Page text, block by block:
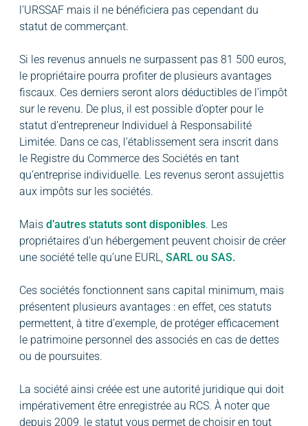
l’URSSAF mais il ne bénéficiera pas cependant du
statut de commerçant.
Si les revenus annuels ne surpassent pas 81 500 euros,
le propriétaire pourra profiter de plusieurs avantages
fiscaux. Ces derniers seront alors déductibles de l’impôt
sur le revenu. De plus, il est possible d’opter pour le
statut d’entrepreneur Individuel à Responsabilité
Limitée. Dans ce cas, l’établissement sera inscrit dans
le Registre du Commerce des Sociétés en tant
qu’entreprise individuelle. Les revenus seront assujettis
aux impôts sur les sociétés.
Mais d’autres statuts sont disponibles. Les
propriétaires d’un hébergement peuvent choisir de créer
une société telle qu’une EURL, SARL ou SAS.
Ces sociétés fonctionnent sans capital minimum, mais
présentent plusieurs avantages : en effet, ces statuts
permettent, à titre d’exemple, de protéger efficacement
le patrimoine personnel des associés en cas de dettes
ou de poursuites.
La société ainsi créée est une autorité juridique qui doit
impérativement être enregistrée au RCS. À noter que
depuis 2009, le statut vous permet de choisir en tout